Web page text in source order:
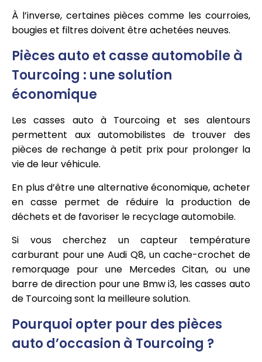
À l’inverse, certaines pièces comme les courroies,
bougies et filtres doivent être achetées neuves.
Pièces auto et casse automobile à
Tourcoing : une solution
économique
Les casses auto à Tourcoing et ses alentours
permettent aux automobilistes de trouver des
pièces de rechange à petit prix pour prolonger la
vie de leur véhicule.
En plus d’être une alternative économique, acheter
en casse permet de réduire la production de
déchets et de favoriser le recyclage automobile.
Si vous cherchez un capteur température
carburant pour une Audi Q8, un cache-crochet de
remorquage pour une Mercedes Citan, ou une
barre de direction pour une Bmw i3, les casses auto
de Tourcoing sont la meilleure solution.
Pourquoi opter pour des pièces
auto d’occasion à Tourcoing ?